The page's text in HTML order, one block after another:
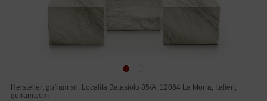
Hersteller: gufram srl, Località Batasiolo 85/A, 12064 La Morra, Italien,
gufram.com